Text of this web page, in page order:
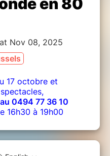
Nov 08, 2025
17 octobre et
0494 77 36 10
16h30 à 19h00